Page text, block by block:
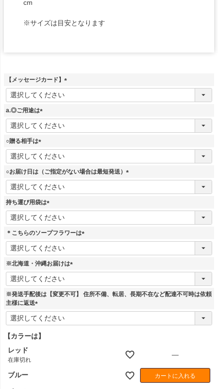
cm
※サイズは目安となります
【メッセージカード】
(
a.◎ご用途は
(
必
須
○贈る相手は
(
必
須
○お届け日は（ご指定がない場合は最短発送）
(
持ち運び用袋は
(
必
須
＊こちらのソープフラワーは
(
※北海道・沖縄お届けは
(
須
※発送手配後は【変更不可】 住所不備、転居、長期不在など配達不可時は依頼
主様に返送
(
必
須
)
【カラーは】
レッド
在庫切れ
—
ブルー カートに入れる